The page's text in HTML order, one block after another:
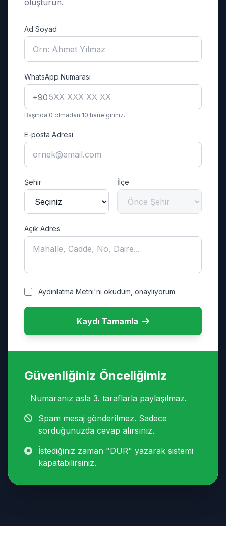
oluşturun.
Ad Soyad
WhatsApp Numarası
+90
Başında 0 olmadan 10 hane giriniz.
E-posta Adresi
Şehir İlçe
Açık Adres
Aydınlatma Metni'ni okudum, onaylıyorum.
Kaydı Tamamla
Güvenliğiniz Önceliğimiz
Numaranız asla 3. taraflarla paylaşılmaz.
Spam mesaj gönderilmez. Sadece
sorduğunuzda cevap alırsınız.
İstediğiniz zaman "DUR" yazarak sistemi
kapatabilirsiniz.